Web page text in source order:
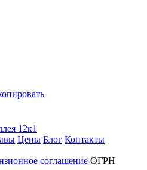
12к1
Цены Блог Контакты
соглашение ОГРН